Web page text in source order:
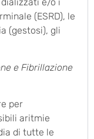
(ESRD), le
(gestosi), gli
e Fibrillazione
per
aritmie
di tutte le